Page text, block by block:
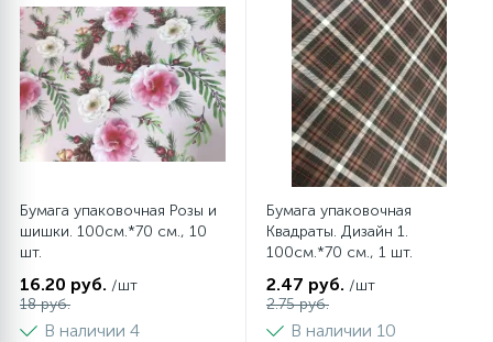
Бумага упаковочная Розы и
шишки. 100см.*70 см., 10
шт.
16.20 руб. /шт
18 руб.
В наличии 4
Бумага упаковочная
Квадраты. Дизайн 1.
100см.*70 см., 1 шт.
2.47 руб. /шт
2.75 руб.
В наличии 10